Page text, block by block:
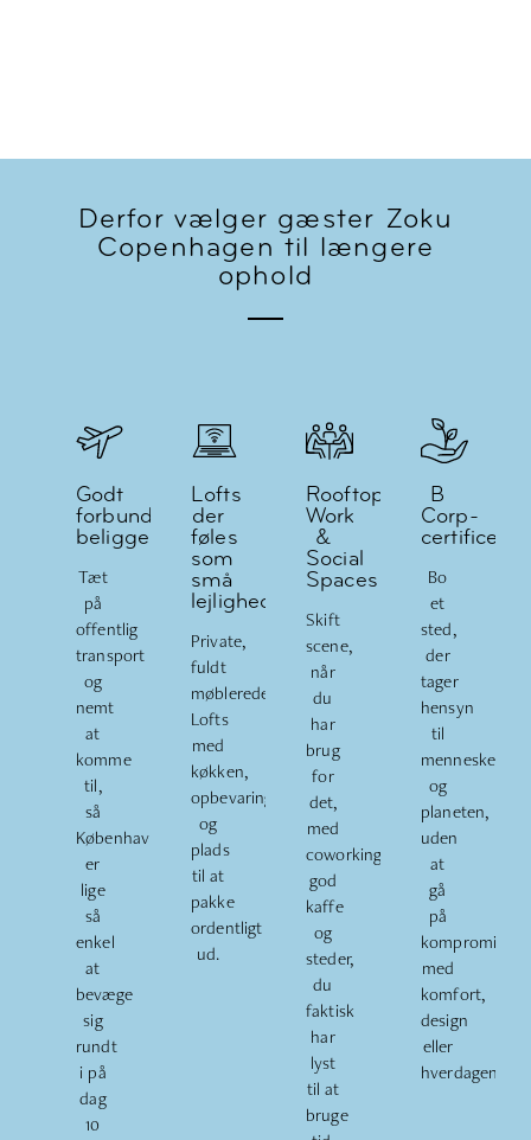
Derfor vælger gæster Zoku
Copenhagen til længere
ophold
Godt
forbundet
beliggenhed
Tæt
på
offentlig
transport
og
nemt
at
komme
til,
så
København
er
lige
så
enkel
at
bevæge
sig
rundt
i på
dag
10
Lofts
der
føles
som
små
lejligheder
Private,
fuldt
møblerede
Lofts
med
køkken,
opbevaring
og
plads
til at
pakke
ordentligt
ud.
Rooftop
Work
&
Social
Spaces
Skift
scene,
når
du
har
brug
for
det,
med
coworking,
god
kaffe
og
steder,
du
faktisk
har
lyst
til at
bruge
B
Corp-
certificeret
Bo
et
sted,
der
tager
hensyn
til
mennesker
og
planeten,
uden
at
gå
på
kompromis
med
komfort,
design
eller
hverdagen.